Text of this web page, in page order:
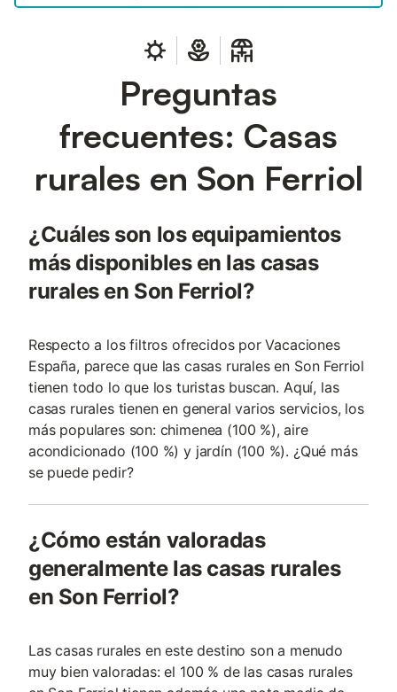
Preguntas
frecuentes: Casas
rurales en Son Ferriol
¿Cuáles son los equipamientos
más disponibles en las casas
rurales en Son Ferriol?
Respecto a los filtros ofrecidos por Vacaciones
España, parece que las casas rurales en Son Ferriol
tienen todo lo que los turistas buscan. Aquí, las
casas rurales tienen en general varios servicios, los
más populares son: chimenea (100 %), aire
acondicionado (100 %) y jardín (100 %). ¿Qué más
se puede pedir?
¿Cómo están valoradas
generalmente las casas rurales
en Son Ferriol?
Las casas rurales en este destino son a menudo
muy bien valoradas: el 100 % de las casas rurales